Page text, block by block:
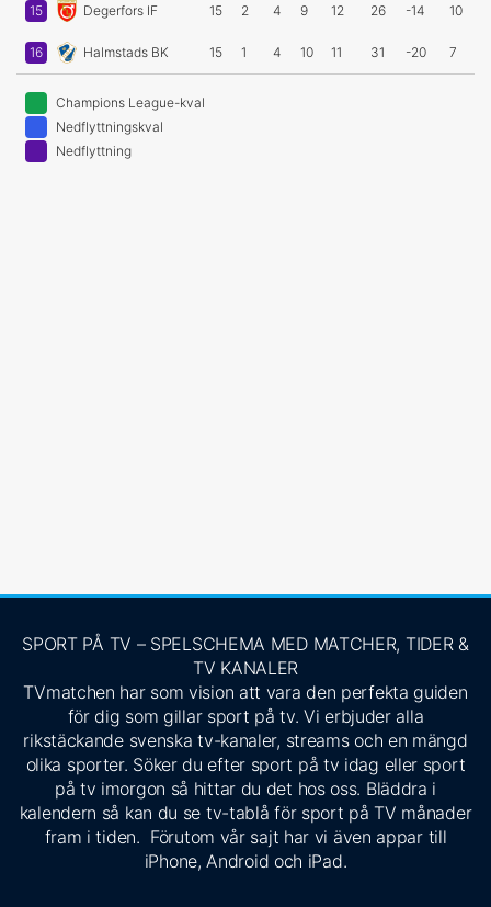
15 Degerfors IF 15 2 4 9 12 26 -14 10
16 Halmstads BK 15 1 4 10 11 31 -20 7
Champions League-kval
Nedflyttningskval
Nedflyttning
SPORT PÅ TV – SPELSCHEMA MED MATCHER, TIDER &
TV KANALER
TVmatchen har som vision att vara den perfekta guiden
för dig som gillar sport på tv. Vi erbjuder alla
rikstäckande svenska tv-kanaler, streams och en mängd
olika sporter. Söker du efter sport på tv idag eller sport
på tv imorgon så hittar du det hos oss. Bläddra i
kalendern så kan du se tv-tablå för sport på TV månader
fram i tiden. Förutom vår sajt har vi även appar till
iPhone, Android och iPad.